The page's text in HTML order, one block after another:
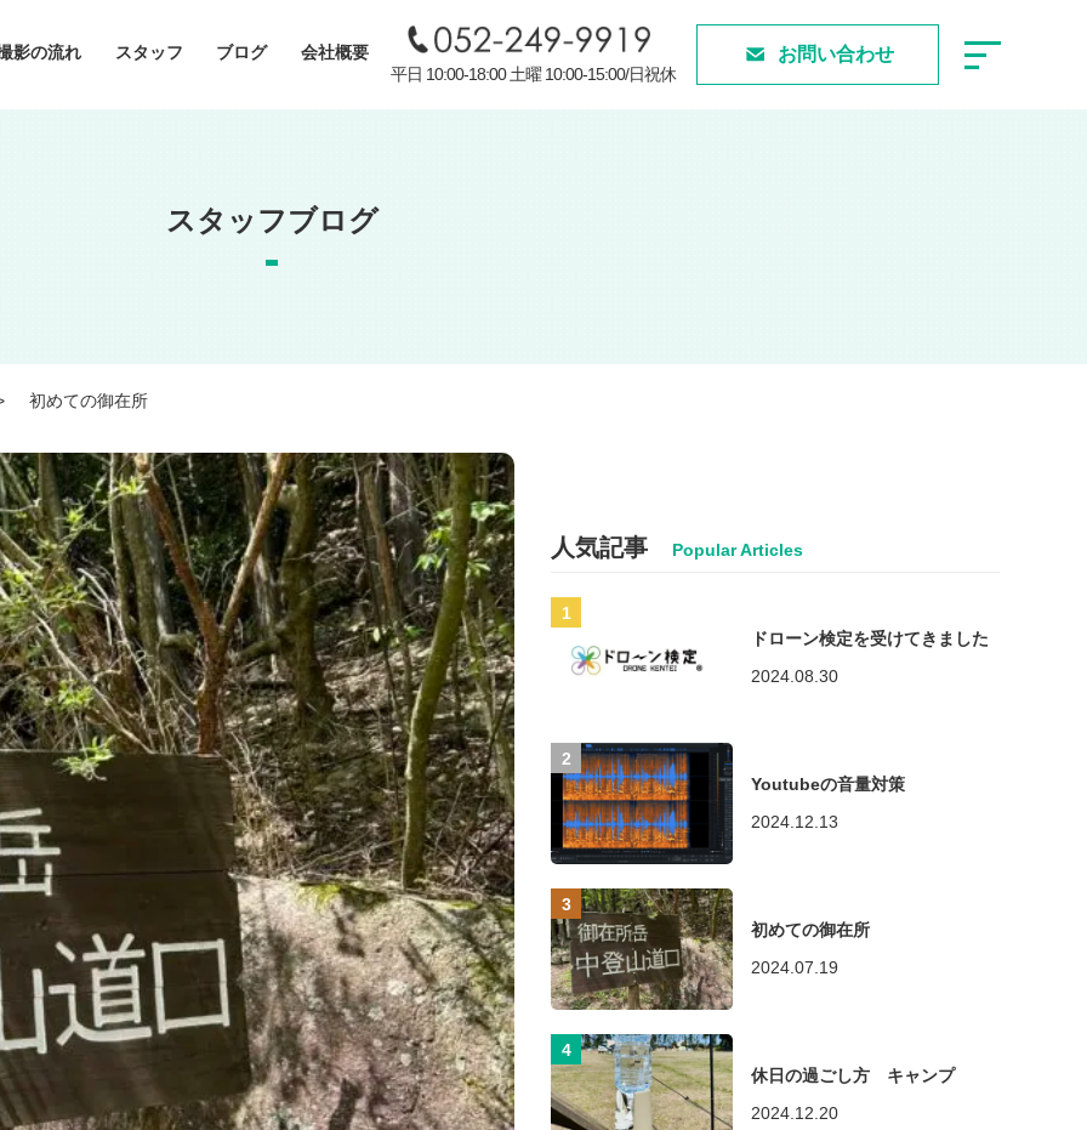
影の流れ スタッフ ブログ
会社概要
平日 10:00-18:00 土曜 10:00-15:00/日祝休
お問い合わせ
スタッフブログ
初めての御在所
やられている日々を過ごしています…。
とを少しお話ししようと思います。
人気記事
ドローン検定を受けてきました
2024.08.30
Youtubeの音量対策
2024.12.13
初めての御在所
2024.07.19
休日の過ごし方 キャンプ
2024.12.20